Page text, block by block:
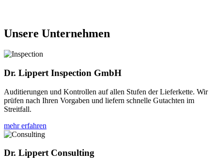
Unsere Unternehmen
Dr. Lippert Inspection GmbH
Auditierungen und Kontrollen auf allen Stufen der Lieferkette. Wir
prüfen nach Ihren Vorgaben und liefern schnelle Gutachten im
Streitfall.
mehr erfahren
Dr. Lippert Consulting